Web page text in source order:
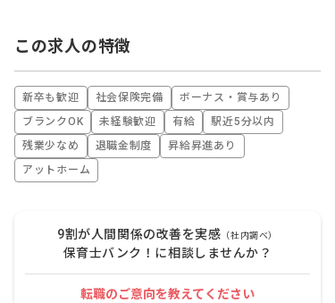
この求人の特徴
新卒も歓迎 社会保険完備
ボーナス・賞与あり
ブランクOK
未経験歓迎 有給
駅近5分以内
残業少なめ
退職金制度
昇給昇進あり
アットホーム
9割が人間関係の改善を実感 （社内調べ）
保育士バンク！に相談しませんか？
転職のご意向を教えてください